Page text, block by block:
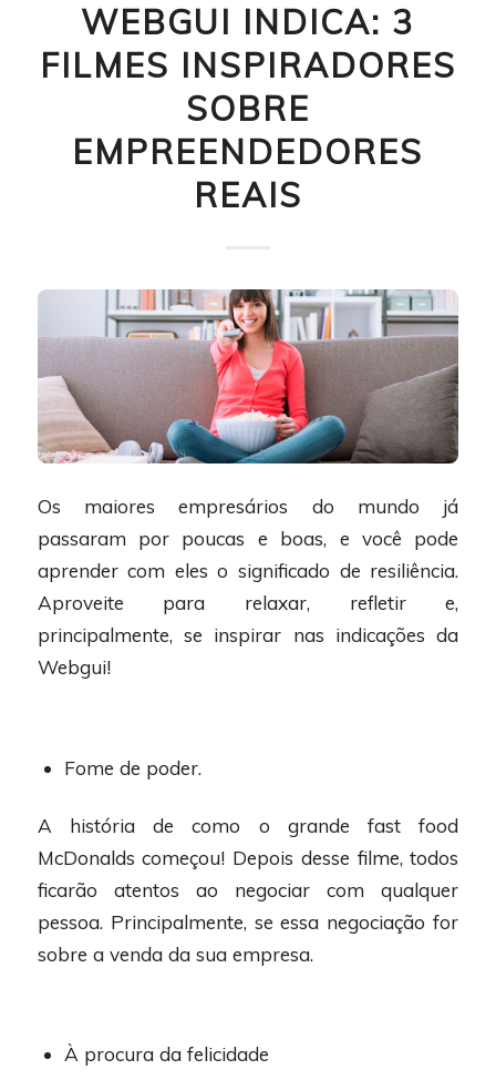
WEBGUI INDICA: 3
FILMES INSPIRADORES
SOBRE
EMPREENDEDORES
REAIS
Os maiores empresários do mundo já
passaram por poucas e boas, e você pode
aprender com eles o significado de resiliência.
Aproveite para relaxar, refletir e,
principalmente, se inspirar nas indicações da
Webgui!
Fome de poder.
A história de como o grande fast food
McDonalds começou! Depois desse filme, todos
ficarão atentos ao negociar com qualquer
pessoa. Principalmente, se essa negociação for
sobre a venda da sua empresa.
À procura da felicidade